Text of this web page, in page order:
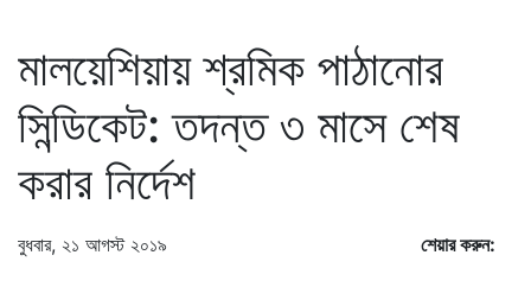
মালয়েশিয়ায় শ্রমিক পাঠানোর
সিন্ডিকেট: তদন্ত ৩ মাসে শেষ
করার নির্দেশ
বুধবার, ২১ আগস্ট ২০১৯ শেয়ার করুন: